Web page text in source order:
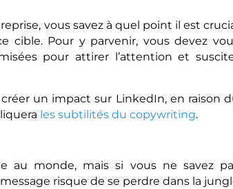
vous savez à quel point il est
cible. Pour y parvenir, vous devez
pour attirer l’attention et
un impact sur LinkedIn, en raison
les subtilités du copywriting.
au monde, mais si vous ne savez
risque de se perdre dans la